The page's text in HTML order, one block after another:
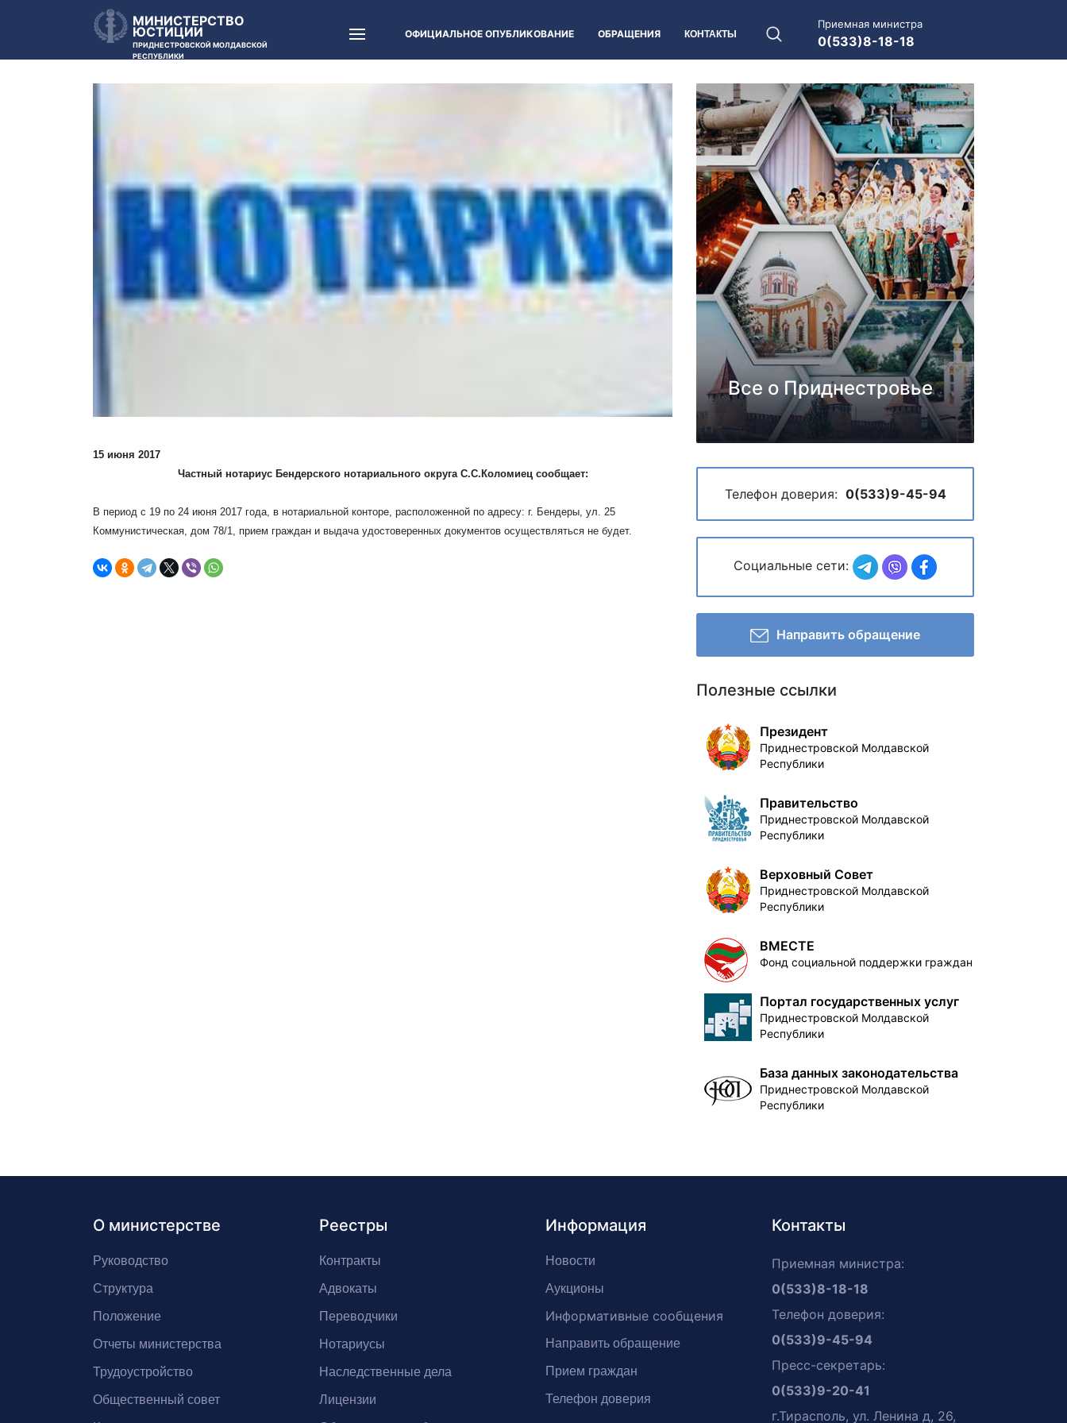
МИНИСТЕРСТВО
ЮСТИЦИИ
ПРИДНЕСТРОВСКОЙ МОЛДАВСКОЙ
РЕСПУБЛИКИ
ОФИЦИАЛЬНОЕ ОПУБЛИКОВАНИЕ ОБРАЩЕНИЯ КОНТАКТЫ
Приемная министра
0(533)8-18-18
15 июня 2017
Частный нотариус Бендерского нотариального округа С.С.Коломиец сообщает:
В период с 19 по 24 июня 2017 года, в нотариальной конторе, расположенной по адресу: г. Бендеры, ул. 25
Коммунистическая, дом 78/1, прием граждан и выдача удостоверенных документов осуществляться не будет.
Все о Приднестровье
Телефон доверия: 0(533)9-45-94
Социальные сети:
Направить обращение
Полезные ссылки
Президент
Приднестровской Молдавской
Республики
Правительство
Приднестровской Молдавской
Республики
Верховный Совет
Приднестровской Молдавской
Республики
ВМЕСТЕ
Фонд социальной поддержки граждан
Портал государственных услуг
Приднестровской Молдавской
Республики
База данных законодательства
Приднестровской Молдавской
Республики
О министерстве
Руководство
Структура
Положение
Отчеты министерства
Трудоустройство
Общественный совет
Реестры
Контракты
Адвокаты
Переводчики
Нотариусы
Наследственные дела
Лицензии
Информация
Новости
Аукционы
Информативные сообщения
Направить обращение
Прием граждан
Телефон доверия
Контакты
Приемная министра:
0(533)8-18-18
Телефон доверия:
0(533)9-45-94
Пресс-секретарь:
0(533)9-20-41
г.Тирасполь, ул. Ленина д, 26,